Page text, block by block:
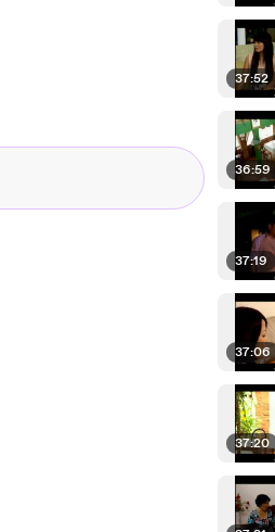
37:52
36:59
37:19
37:06
37:20